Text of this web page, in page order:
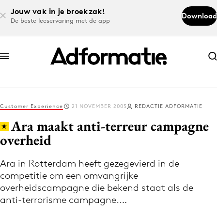
Jouw vak in je broekzak!
De beste leeservaring met de app
Download
Abonneer nu
Abonneer nu
Log in
Volg het laatste nieuws via de Adformatie
Nieuws app
Customer Experience 21 NOVEMBER 2005 REDACTIE ADFORMATIE
Ara maakt anti-terreur campagne
overheid
Ara in Rotterdam heeft gezegevierd in de
competitie om een omvangrijke
overheidscampagne die bekend staat als de
anti-terrorisme campagne.…